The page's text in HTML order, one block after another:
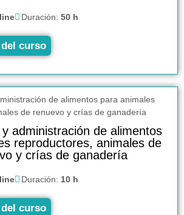
Duración: 50 h
curso
administración de alimentos
reproductores, animales de
y crías de ganadería
Duración: 10 h
curso